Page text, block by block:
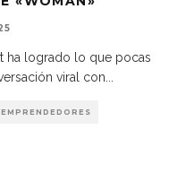
ha logrado lo que pocas
viral con...
EMPRENDEDORES